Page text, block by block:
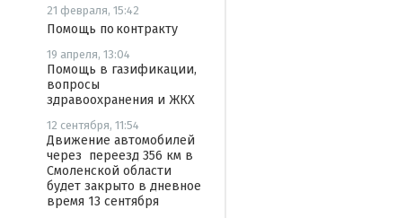
21 февраля, 15:42
Помощь по контракту
19 апреля, 13:04
Помощь в газификации,
вопросы
здравоохранения и ЖКХ
12 сентября, 11:54
Движение автомобилей
через переезд 356 км в
Смоленской области
будет закрыто в дневное
время 13 сентября